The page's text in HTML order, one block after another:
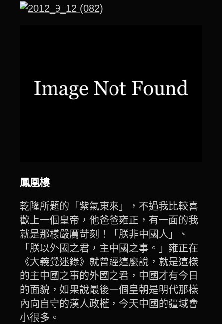
鳳凰樓
乾隆所題的「紫氣東來」，不過我比較喜
歡上一個皇帝，他爸爸雍正，有一面的我
就是那樣嚴厲苛刻！「朕非中國人」、
「朕以外國之君，主中國之事。」雍正在
《大義覺迷錄》就曾經這麼說，就是這樣
的主中國之事的外國之君，中國才有今日
的面貌，如果說最後一個皇朝是明代那樣
內向自守的漢人政權，今天中國的疆域會
小很多。